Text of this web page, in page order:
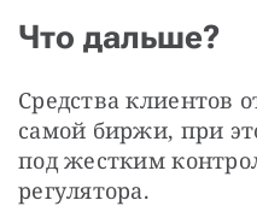
Что дальше?
Средства клиентов
самой биржи, при
под жестким
регулятора.